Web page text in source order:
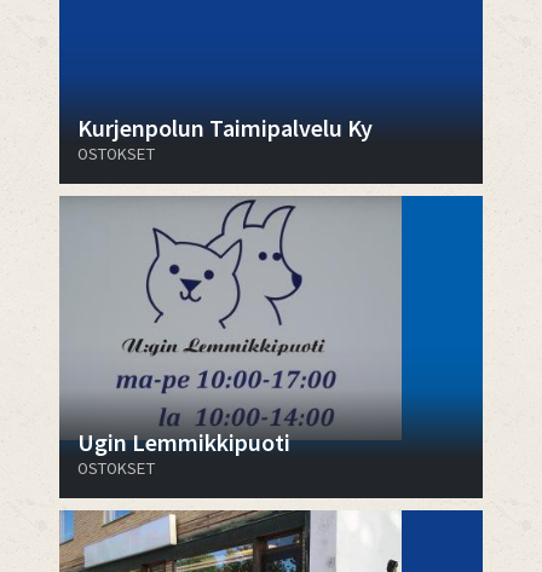
Kurjenpolun Taimipalvelu Ky
OSTOKSET
Ugin Lemmikkipuoti
OSTOKSET